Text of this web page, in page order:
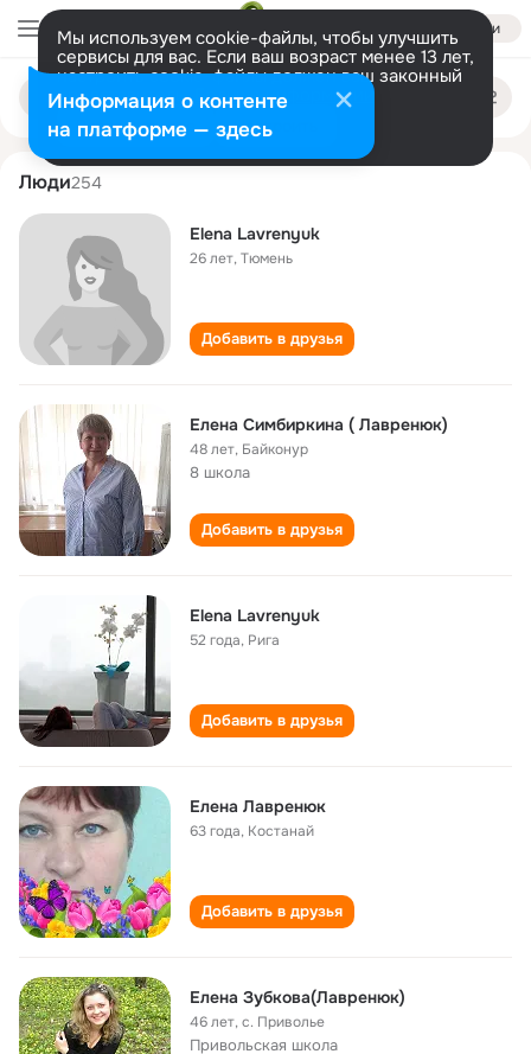
Войти
Мы используем cookie-файлы, чтобы улучшить
сервисы для вас. Если ваш возраст менее 13 лет,
настроить cookie-файлы должен ваш законный
представитель. Больше информации
Разрешить все Настроить
Поиск
людям
elena lavrenyuk
Люди254
Elena Lavrenyuk
26 лет,Тюмень
Добавить в друзья
Елена Симбиркина ( Лавренюк)
48 лет, Байконур
8 школа
Добавить в друзья
Elena Lavrenyuk
52 года, Рига
Добавить в друзья
Елена Лавренюк
63 года, Костанай
Добавить в друзья
Елена Зубкова(Лавренюк)
46 лет,с. Приволье
Привольская школа
Информация о контенте
на платформе — здесь